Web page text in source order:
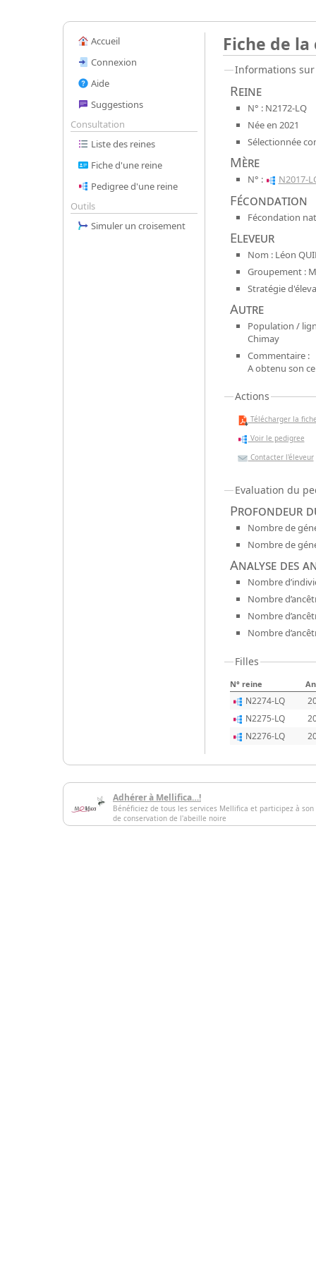
Accueil
Connexion
Aide
Suggestions
Consultation
Liste des reines
Fiche d'une reine
Pedigree d'une reine
Outils
Simuler un croisement
Fiche de la
Informations
Reine
N° : N2172-LQ
Née en 2021
Sélectionnée
Mère
N° : N2017-
Fécondation
Fécondation
Eleveur
Nom : Léon
Groupement :
Stratégie
Autre
Population /
Chimay
Commentaire :
A obtenu son
Actions
Télécharger la
Voir le pedigree
Contacter l'éleveur
Evaluation du
Profondeur
Nombre de
Nombre de
Analyse des
Nombre
Nombre
Nombre
Nombre
Filles
N° reine
N2274-LQ
N2275-LQ
N2276-LQ
Adhérer à Mellifica…!
Bénéficiez de tous les services Mellifica et participez à
de conservation de l'abeille noire